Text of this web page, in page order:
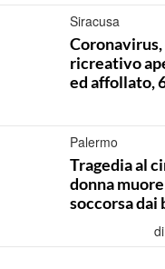
Siracusa
ricreativo
ed affollato,
Palermo
Tragedia al
donna
soccorsa dai
di